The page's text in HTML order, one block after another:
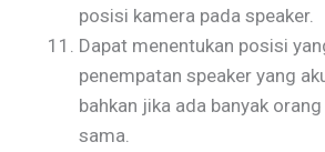
posisi kamera pada speaker.
Dapat menentukan posisi
penempatan speaker yang
bahkan jika ada banyak
sama.